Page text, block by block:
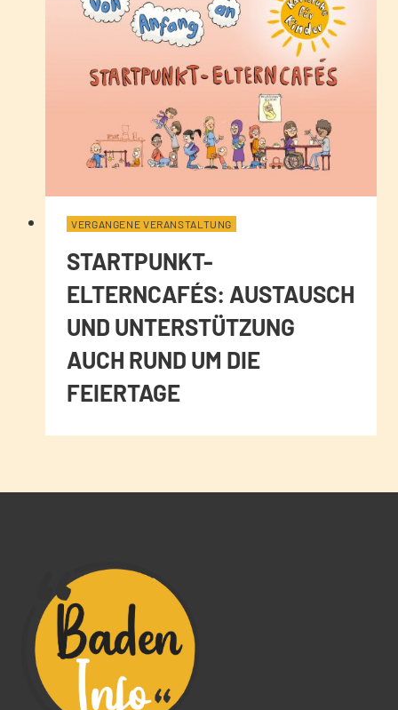
VERGANGENE VERANSTALTUNG
STARTPUNKT-
ELTERNCAFÉS: AUSTAUSCH
UND UNTERSTÜTZUNG
AUCH RUND UM DIE
FEIERTAGE